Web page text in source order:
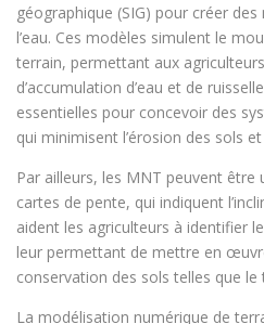
géographique (SIG) pour créer
l’eau. Ces modèles simulent le
terrain, permettant aux
d’accumulation d’eau et de
essentielles pour concevoir des
qui minimisent l’érosion des sols et
Par ailleurs, les MNT peuvent être
cartes de pente, qui indiquent
aident les agriculteurs à identifier
leur permettant de mettre en
conservation des sols telles que
La modélisation numérique de